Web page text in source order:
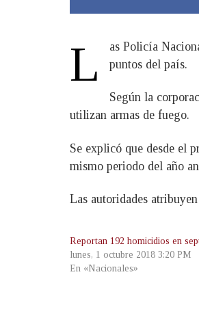
L
as Policía
puntos del país.
Según la
utilizan armas de fuego.
Se explicó que desde el
mismo periodo del año
Las autoridades
Reportan 192 homicidios en
lunes, 1 octubre 2018 3:20 PM
En «Nacionales»